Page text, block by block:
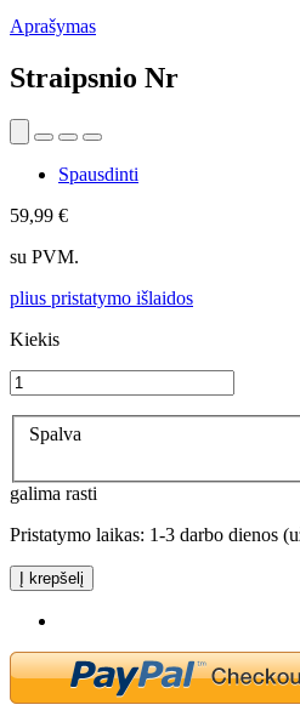
Aprašymas
Straipsnio Nr
Spausdinti
59,99 €
su PVM.
plius pristatymo išlaidos
Kiekis
Spalva
galima rasti
Pristatymo laikas: 1-3 darbo dienos
Į krepšelį